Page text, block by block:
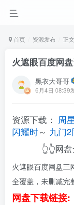
首页 资源发布 正文
火遮眼百度网
黑衣大哥哥
6月4日 08:39
资源下载： 周
闪耀时～ 九门
👆👆网
火遮眼百度网盘三
全覆盖，未删减完
网盘下载链接: